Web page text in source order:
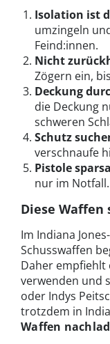
Isolation ist
umzingeln
Feind:innen.
Nicht
Zögern ein,
Deckung
die Deckung
schweren
Schutz
verschnaufe
Pistole
nur im
Diese
Im Indiana
Schusswaffen
Daher empfiehlt
verwenden und
oder Indys
trotzdem in
Waffen